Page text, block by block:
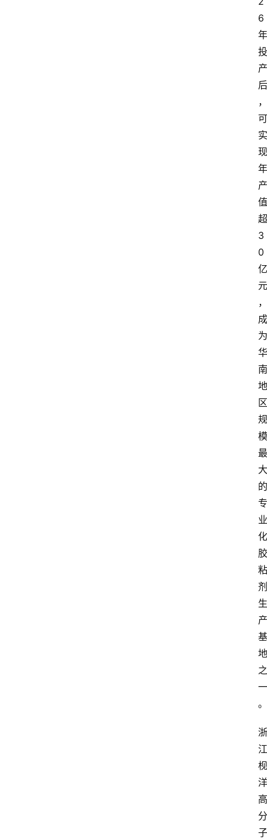
6
年
投
产
后
，
可
实
现
年
产
值
超
3
0
亿
元
，
成
为
华
南
地
区
规
模
最
大
的
专
业
化
胶
粘
剂
生
产
基
地
之
一
。
浙
江
枧
洋
高
分
子